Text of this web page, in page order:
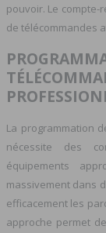
pouvoir. Le
de télécommandes
La programmation
nécessite des
équipements
massivement dans
efficacement les
approche permet